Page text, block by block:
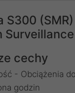
S300
cechy
- Obciążenia
godzin